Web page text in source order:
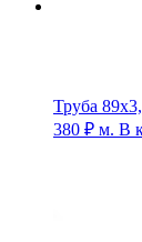
Труба
380 ₽ м. В